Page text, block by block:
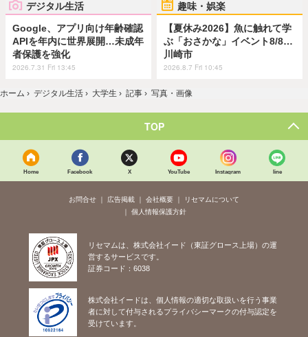
デジタル生活
Google、アプリ向け年齢確認
APIを年内に世界展開…未成年
者保護を強化
2026.7.31 Fri 13:45
趣味・娯楽
【夏休み2026】魚に触れて学
ぶ「おさかな」イベント8/8…
川崎市
2026.8.7 Fri 10:45
ホーム › デジタル生活 › 大学生 › 記事 › 写真・画像
TOP
Home Facebook X YouTube Instagram line
お問合せ 広告掲載 会社概要
リセマムについて
個人情報保護方針
リセマムは、株式会社イード（東証グロース上場）の運
営するサービスです。
証券コード：6038
株式会社イードは、個人情報の適切な取扱いを行う事業
者に対して付与されるプライバシーマークの付与認定を
受けています。